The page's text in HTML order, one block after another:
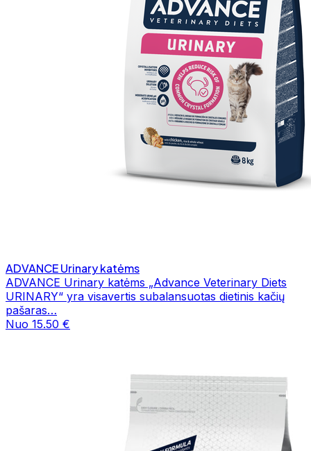
ADVANCE Urinary katėms
ADVANCE Urinary katėms „Advance Veterinary Diets
URINARY“ yra visavertis subalansuotas dietinis kačių
pašaras…
Nuo 15.50 €